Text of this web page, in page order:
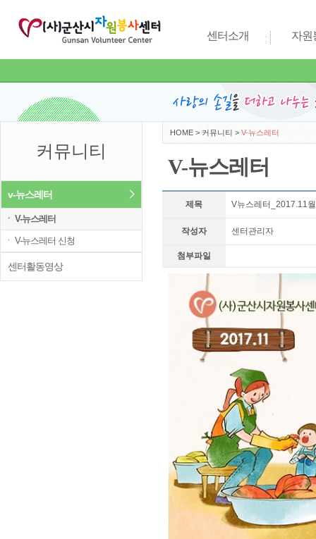
센터소개 자원
커뮤니티
v-뉴스레터
ㆍ V-뉴스레터
ㆍ V-뉴스레터 신청
센터활동영상
HOME > 커뮤니티 > V-뉴스레터
V-뉴스레터
제목 V뉴스레터_2017.11
작성자 센터관리자
첨부파일